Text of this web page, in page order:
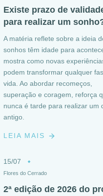
Existe prazo de
para realizar um
A matéria reflete sobre a ideia
sonhos têm idade para
mostra como novas
podem transformar qualquer
vida. Ao abordar recomeços,
superação e coragem, reforça
nunca é tarde para realizar um
antigo.
LEIA MAIS
15/07
Flores do Cerrado
2ª edição de 2026 do